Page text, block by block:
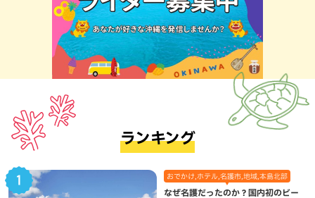
ランキング
おでかけ,ホテル,名護市,地域,本島北部
なぜ名護だったのか？国内初のビー